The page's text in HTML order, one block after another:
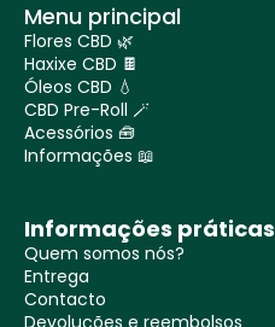
Menu principal
Flores CBD 🌿
Haxixe CBD 🍫
Óleos CBD 💧
CBD Pre-Roll 🪄
Acessórios 🧰
Informações 📖
Informações práticas
Quem somos nós?
Entrega
Contacto